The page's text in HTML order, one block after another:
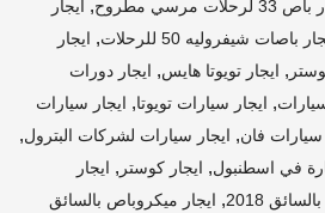
لرحلات مرسي مطروح ,
ايجار
باصات شيفروليه 50 للرحلات , ايجار
, ايجار تويوتا هايس, ايجار دورات
, ايجار سيارات تويوتا, ايجار سيارات
سيارات فان, ايجار سيارات لشركات البترول,
في اسطنبول, ايجار كوستر , ايجار
2018
, ايجار ميكروباص بالسائق